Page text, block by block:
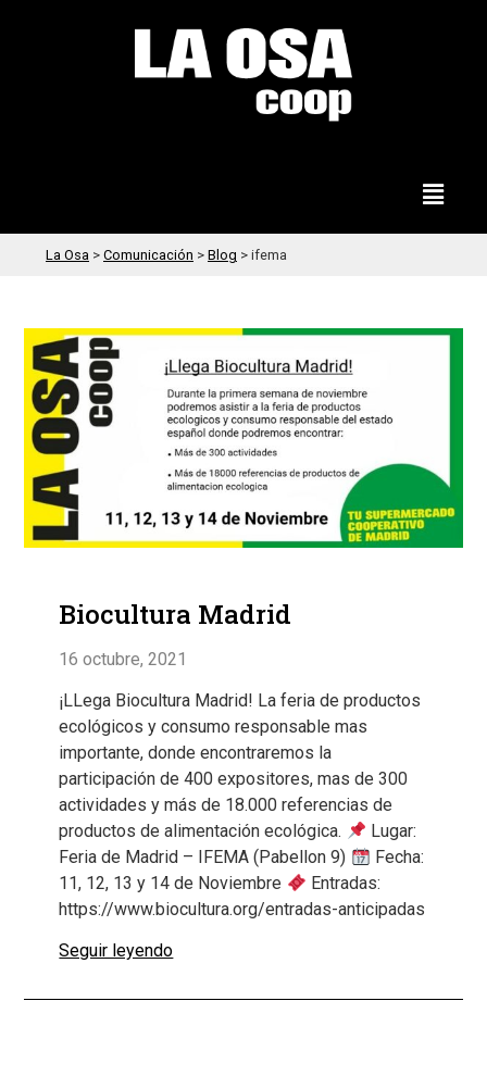
La Osa > Comunicación > Blog > ifema
Biocultura Madrid
16 octubre, 2021
¡LLega Biocultura Madrid! La feria de productos
ecológicos y consumo responsable mas
importante, donde encontraremos la
participación de 400 expositores, mas de 300
actividades y más de 18.000 referencias de
productos de alimentación ecológica.
Lugar:
Feria de Madrid – IFEMA (Pabellon 9)
Fecha:
11, 12, 13 y 14 de Noviembre
Entradas:
https://www.biocultura.org/entradas-anticipadas
Seguir leyendo